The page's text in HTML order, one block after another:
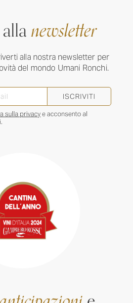
newsletter
alla nostra newsletter per
del mondo Umani Ronchi.
ISCRIVITI
sulla privacye acconsento al